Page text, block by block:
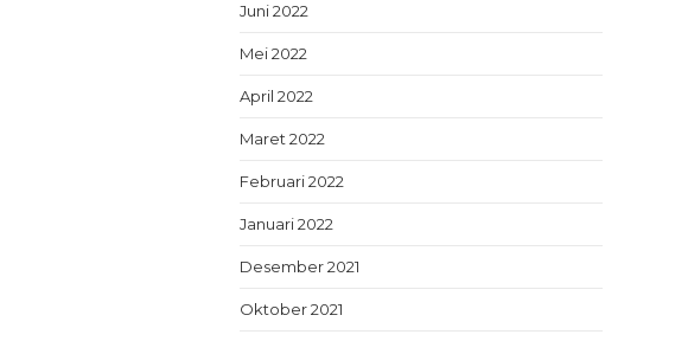
Juni 2022
Mei 2022
April 2022
Maret 2022
Februari 2022
Januari 2022
Desember 2021
Oktober 2021